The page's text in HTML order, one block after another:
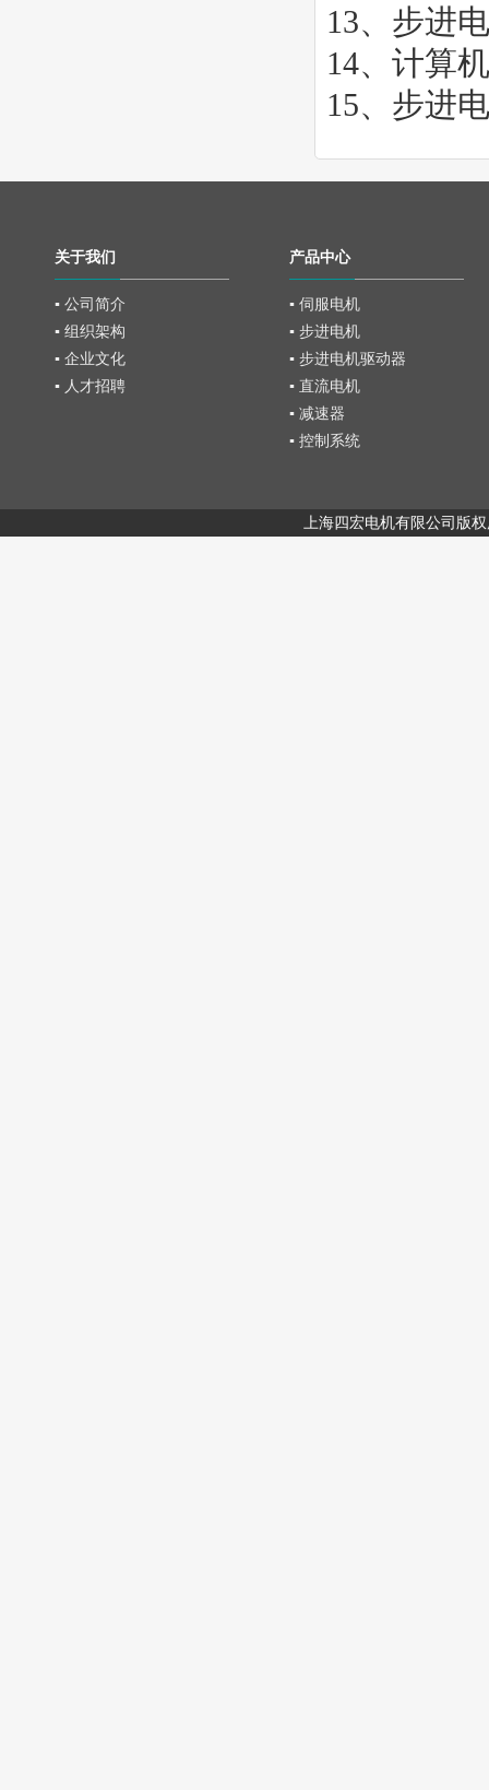
13、 步进
14、 计算
15、 步进
关于我们
▪ 公司简介
▪ 组织架构
▪ 企业文化
▪ 人才招聘
产品中心
▪ 伺服电机
▪ 步进电机
▪ 步进电机驱动器
▪ 直流电机
▪ 减速器
▪ 控制系统
上海四宏电机有限公司版